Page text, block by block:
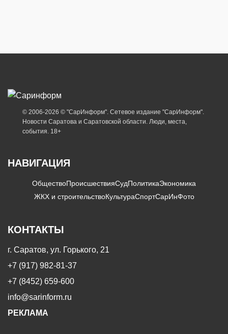
© 2006-2026 © "СарИнформ". Сетевое издание "СарИнформ".
Новости Саратова и Саратовской области. Люди, места,
события. 18+
НАВИГАЦИЯ
ОбществоПроисшествияСудПолитикаЭкономика
ЖКХ и строительствоКультураСпортСарИнФото
КОНТАКТЫ
г. Саратов, ул. Горького, 21
+7 (917) 982-81-37
+7 (8452) 659-600
info@sarinform.ru
РЕКЛАМА